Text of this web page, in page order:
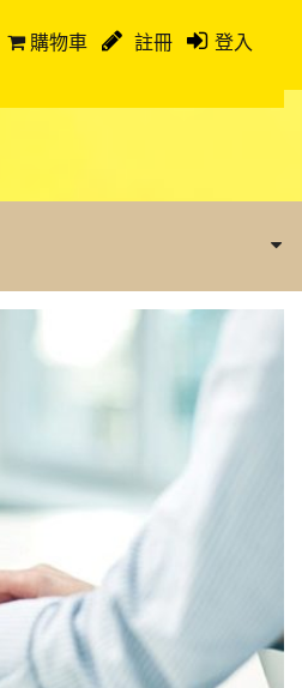
購物車 註冊 登入